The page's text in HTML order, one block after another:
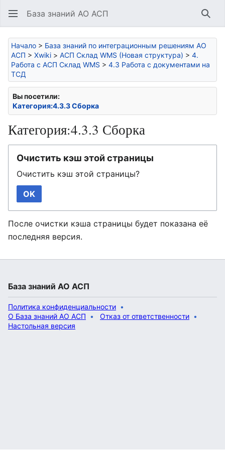
База знаний АО АСП
Начало > База знаний по интеграционным решениям АО
АСП > Xwiki > АСП Склад WMS (Новая структура) > 4.
Работа с АСП Склад WMS > 4.3 Работа с документами на
ТСД
Вы посетили:
Категория:4.3.3 Сборка
Категория:4.3.3 Сборка
Очистить кэш этой страницы
Очистить кэш этой страницы?
OK
После очистки кэша страницы будет показана её
последняя версия.
База знаний АО АСП
Политика конфиденциальности
О База знаний АО АСП
Отказ от ответственности
Настольная версия